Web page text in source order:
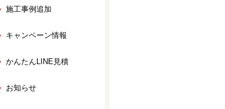
施工事例追加
キャンペーン情報
かんたんLINE見積
お知らせ